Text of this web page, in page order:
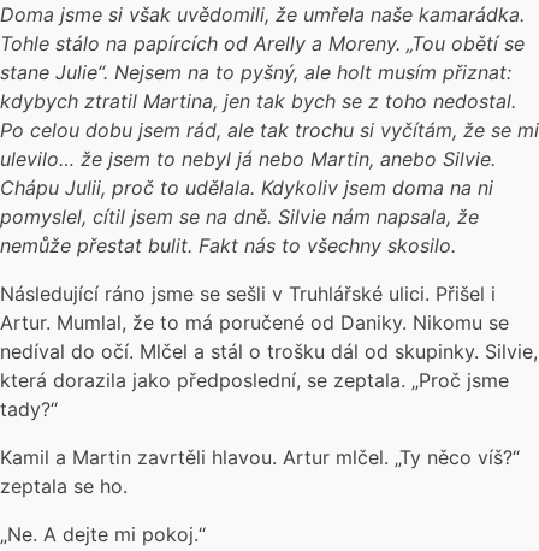
Doma jsme si však uvědomili, že umřela naše kamarádka.
Tohle stálo na papírcích od Arelly a Moreny. „Tou obětí se
stane Julie“. Nejsem na to pyšný, ale holt musím přiznat:
kdybych ztratil Martina, jen tak bych se z toho nedostal.
Po celou dobu jsem rád, ale tak trochu si vyčítám, že se mi
ulevilo… že jsem to nebyl já nebo Martin, anebo Silvie.
Chápu Julii, proč to udělala. Kdykoliv jsem doma na ni
pomyslel, cítil jsem se na dně. Silvie nám napsala, že
nemůže přestat bulit. Fakt nás to všechny skosilo.
Následující ráno jsme se sešli v Truhlářské ulici. Přišel i
Artur. Mumlal, že to má poručené od Daniky. Nikomu se
nedíval do očí. Mlčel a stál o trošku dál od skupinky. Silvie,
která dorazila jako předposlední, se zeptala. „Proč jsme
tady?“
Kamil a Martin zavrtěli hlavou. Artur mlčel. „Ty něco víš?“
zeptala se ho.
„Ne. A dejte mi pokoj.“